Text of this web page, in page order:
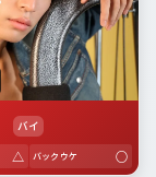
バイ
△ バックウケ ○